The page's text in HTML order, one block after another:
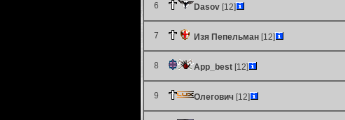
6 Dasov [12]
7 Изя Пепельман [12]
8 App_best [12]
9 Олегович [12]